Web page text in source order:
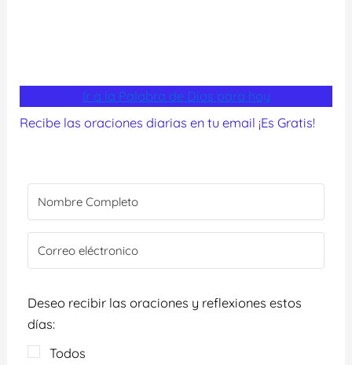
Ir a la Palabra de Dios para hoy
Recibe las oraciones diarias en tu email ¡Es Gratis!
Deseo recibir las oraciones y reflexiones estos
días:
Todos